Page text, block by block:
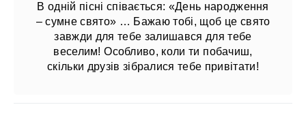
В одній пісні співається: «День народження
– сумне свято» … Бажаю тобі, щоб це свято
завжди для тебе залишався для тебе
веселим! Особливо, коли ти побачиш,
скільки друзів зібралися тебе привітати!